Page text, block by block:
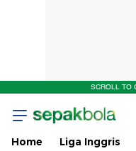
SCROLL TO
Home Liga Inggris